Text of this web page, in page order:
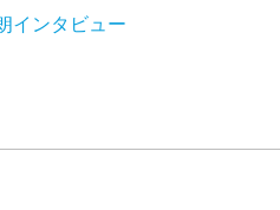
インタビュー